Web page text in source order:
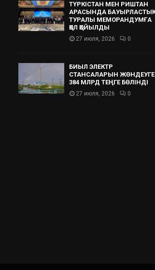
ТҮРКІСТАН МЕН РИШТАН
АРАСЫНДА БАУЫРЛАСТЫҚ
ТУРАЛЫ МЕМОРАНДУМҒА
ҚОЛ ҚОЙЫЛДЫ
27 июля, 2026 0
БИЫЛ ЭЛЕКТР
СТАНСАЛАРЫН ЖӨНДЕУГЕ
384 МЛРД ТЕҢГЕ БӨЛІНДІ
27 июля, 2026 0